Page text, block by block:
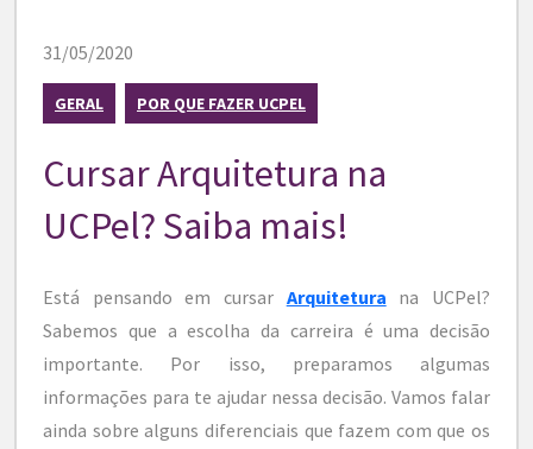
31/05/2020
GERAL POR QUE FAZER UCPEL
Cursar Arquitetura na
UCPel? Saiba mais!
Está pensando em cursar Arquitetura na UCPel?
Sabemos que a escolha da carreira é uma decisão
importante. Por isso, preparamos algumas
informações para te ajudar nessa decisão. Vamos falar
ainda sobre alguns diferenciais que fazem com que os